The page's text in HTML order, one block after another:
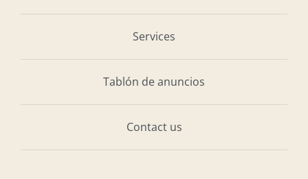
Services
Tablón de anuncios
Contact us